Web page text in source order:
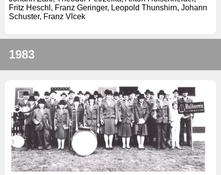
Fritz Heschl, Franz Geringer, Leopold Thunshirn, Johann
Schuster, Franz Vlcek
1983